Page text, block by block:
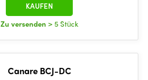
Zu versenden > 5 Stück
KAUFEN
Canare BCJ-DC